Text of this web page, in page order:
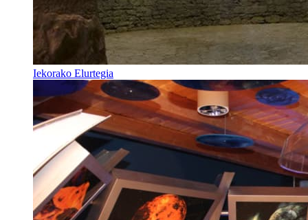
Iekorako Elurtegia